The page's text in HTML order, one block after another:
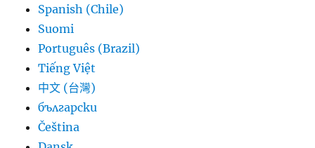
Spanish (Chile)
Suomi
Português (Brazil)
Tiếng Việt
中文 (台灣)
български
Čeština